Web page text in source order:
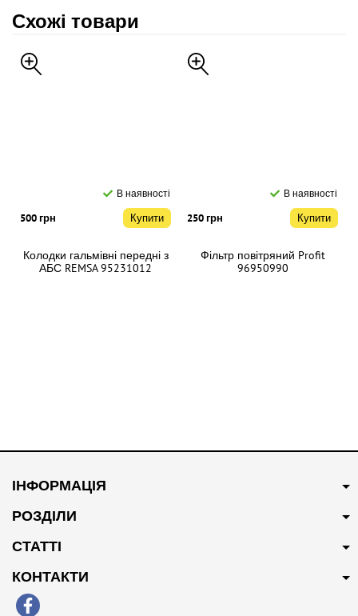
Схожі товари
В наявності
500 грн Купити
Колодки гальмівні передні з
АБС REMSA 95231012
В наявності
250 грн Купити
Фільтр повітряний Profit
96950990
300 грн Купити
Сайлентблок переднього
1700 грн Купити
ІНФОРМАЦІЯ
РОЗДІЛИ
СТАТТІ
КОНТАКТИ